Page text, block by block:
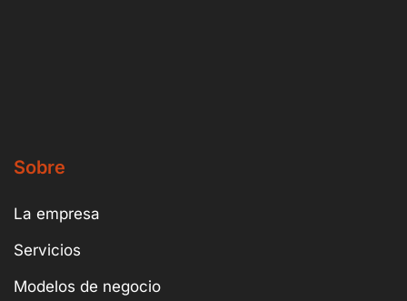
Sobre
La empresa
Servicios
Modelos de negocio